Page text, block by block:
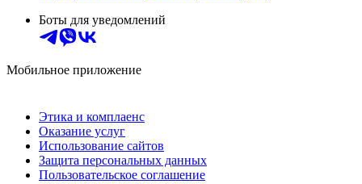
Боты для уведомлений
Мобильное приложение
Этика и комплаенс
Оказание услуг
Использование сайтов
Защита персональных данных
Пользовательское соглашение